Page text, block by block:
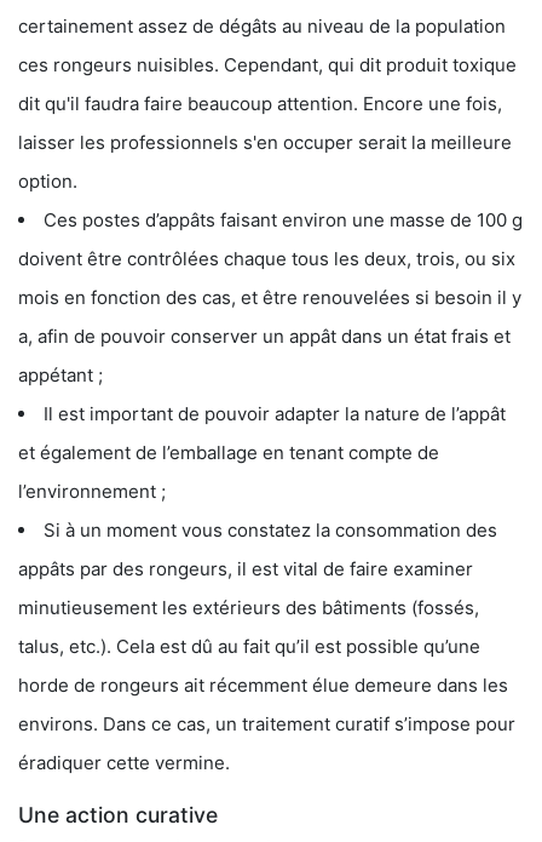
certainement assez de dégâts au niveau de la population
ces rongeurs nuisibles. Cependant, qui dit produit toxique
dit qu'il faudra faire beaucoup attention. Encore une fois,
laisser les professionnels s'en occuper serait la meilleure
option.
Ces postes d’appâts faisant environ une masse de 100 g
doivent être contrôlées chaque tous les deux, trois, ou six
mois en fonction des cas, et être renouvelées si besoin il y
a, afin de pouvoir conserver un appât dans un état frais et
appétant ;
Il est important de pouvoir adapter la nature de l’appât
et également de l’emballage en tenant compte de
l’environnement ;
Si à un moment vous constatez la consommation des
appâts par des rongeurs, il est vital de faire examiner
minutieusement les extérieurs des bâtiments (fossés,
talus, etc.). Cela est dû au fait qu’il est possible qu’une
horde de rongeurs ait récemment élue demeure dans les
environs. Dans ce cas, un traitement curatif s’impose pour
éradiquer cette vermine.
Une action curative